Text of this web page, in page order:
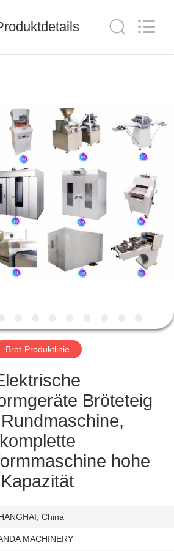
Brot-Produktlinie
Bröteteig
komplette
hohe
Kapazität
China
MACHINERY